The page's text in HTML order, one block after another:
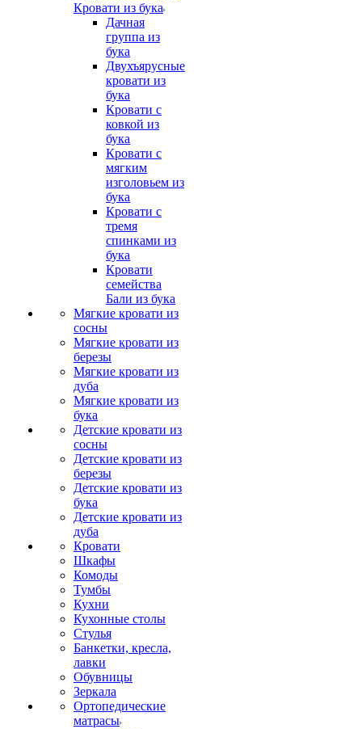
Кровати из бука
Дачная
группа из
бука
Двухъярусные
кровати из
бука
Кровати с
ковкой из
бука
Кровати с
мягким
изголовьем из
бука
Кровати с
тремя
спинками из
бука
Кровати
семейства
Бали из бука
Мягкие кровати из
сосны
Мягкие кровати из
березы
Мягкие кровати из
дуба
Мягкие кровати из
бука
Детские кровати из
сосны
Детские кровати из
березы
Детские кровати из
бука
Детские кровати из
дуба
Кровати
Шкафы
Комоды
Тумбы
Кухни
Кухонные столы
Стулья
Банкетки, кресла,
лавки
Обувницы
Зеркала
Ортопедические
матрасы